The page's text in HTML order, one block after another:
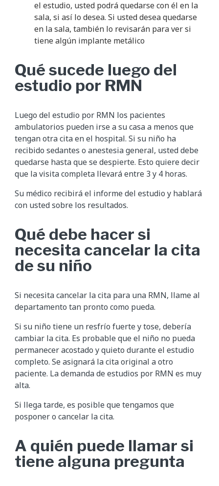
el estudio, usted podrá quedarse con él en la
sala, si así lo desea. Si usted desea quedarse
en la sala, también lo revisarán para ver si
tiene algún implante metálico
Qué sucede luego del
estudio por RMN
Luego del estudio por RMN los pacientes
ambulatorios pueden irse a su casa a menos que
tengan otra cita en el hospital. Si su niño ha
recibido sedantes o anestesia general, usted debe
quedarse hasta que se despierte. Esto quiere decir
que la visita completa llevará entre 3 y 4 horas.
Su médico recibirá el informe del estudio y hablará
con usted sobre los resultados.
Qué debe hacer si
necesita cancelar la cita
de su niño
Si necesita cancelar la cita para una RMN, llame al
departamento tan pronto como pueda.
Si su niño tiene un resfrío fuerte y tose, debería
cambiar la cita. Es probable que el niño no pueda
permanecer acostado y quieto durante el estudio
completo. Se asignará la cita original a otro
paciente. La demanda de estudios por RMN es muy
alta.
Si llega tarde, es posible que tengamos que
posponer o cancelar la cita.
A quién puede llamar si
tiene alguna pregunta